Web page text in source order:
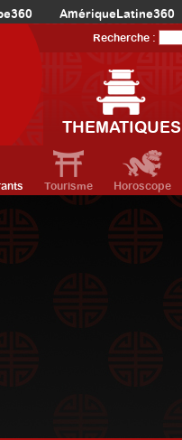
AmériqueLatine360
Recherche :
THEMATIQUES
Tourisme Horoscope